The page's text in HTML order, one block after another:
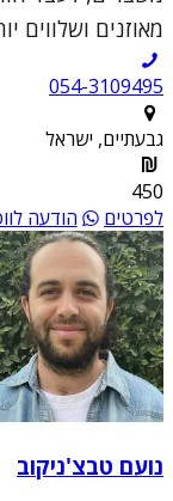
מאוזנים ושלווים
054-3109495
גבעתיים, ישראל
450
לפרטים
הודעה
נועם טבצ'ניקוב